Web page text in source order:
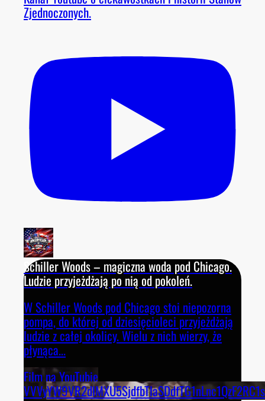
Zjednoczonych.
Schiller Woods – magiczna woda pod Chicago.
Ludzie przyjeżdżają po nią od pokoleń.
W Schiller Woods pod Chicago stoi niepozorna
pompa, do której od dziesięcioleci przyjeżdżają
ludzie z całej okolicy. Wielu z nich wierzy, że
płynąca...
Film na YouTubie